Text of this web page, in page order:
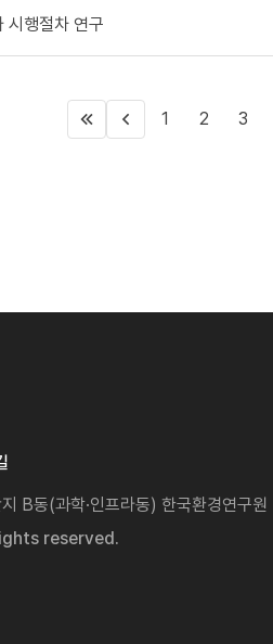
시행절차 연구
첫
이전
1 2 3
B동(과학·인프라동) 한국환경연구원
reserved.